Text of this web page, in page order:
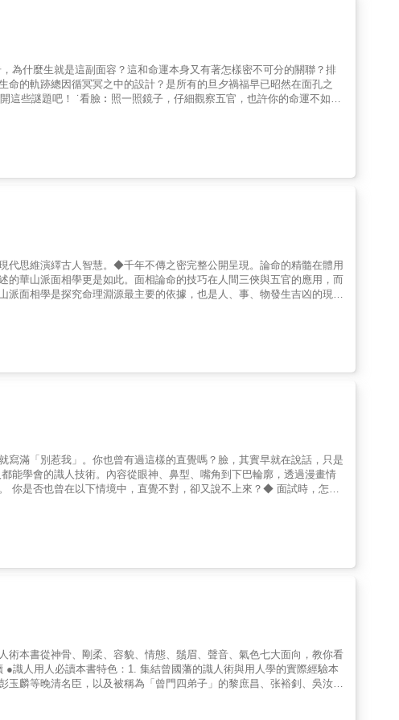
的軌跡總因循冥冥之中的設計？是所有的旦夕禍福早已昭然在面孔之
，也許你的命運不如你
其傳世《麻衣神相》更是被推為相學之首。成書之後，凡習相術者，必
淺入深，並將理論結合
思維演繹古人智慧。◆千年不傳之密完整公開呈現。論命的精髓在體用
華山派面相學更是如此。面相論命的技巧在人間三俠與五官的應用，而
面相學是探究命理淵源最主要的依據，也是人、事、物發生吉凶的現在
滿「別惹我」。你也曾有過這樣的直覺嗎？臉，其實早就在說話，只是
能學會的識人技術。內容從眼神、鼻型、嘴角到下巴輪廓，透過漫畫情
你是否也曾在以下情境中，直覺不對，卻又說不上來？◆ 面試時，怎麼
誰該避雷、誰能深交？ 【本書特色亮點一次看懂】✓ 系統化「五官
看故事邊學會實戰技巧✓ 圖文對照設計，讓五官變化反映出性格訊
書中角色涵蓋名人＋生活人物，幫助你輕鬆理解與類比 這本書推薦
有優勢。 臉會說話，你聽得懂嗎？從今天起，不再靠直覺猜人，而是
眼睛！
本書從神骨、剛柔、容貌、情態、鬚眉、聲音、氣色七大面向，教你看
識人用人必讀本書特色：1. 集結曾國藩的識人術與用人學的實際經驗本
麟等晚清名臣，以及被稱為「曾門四弟子」的黎庶昌、张裕釗、吳汝
可說是成立了專屬自己的人力銀行。2. 冰鑑的人才分析學結合古代東